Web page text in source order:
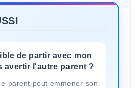
de partir avec mon
avertir l'autre parent ?
parent peut emmener son